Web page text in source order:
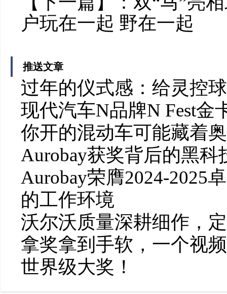
户玩在一起 野在一起
推送文章
过年的仪式感：给灵控
现代汽车N品牌N Fest金
你开的混动车可能藏着
Aurobay获奖背后的黑科
Aurobay荣膺2024-2025
的工作环境
沃尔沃质量深耕细作，
拿奖拿到手软，一个视
世界级大奖！